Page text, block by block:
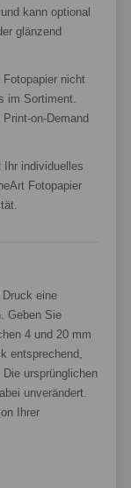
kann optional
glänzend
nicht
im Sortiment.
on-Demand
individuelles
Fotopapier
eine
Geben Sie
4 und 20 mm
entsprechend,
ursprünglichen
unverändert.
Ihrer